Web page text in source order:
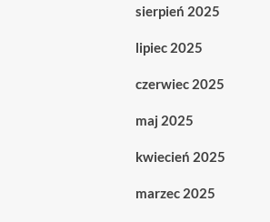
sierpień 2025
lipiec 2025
czerwiec 2025
maj 2025
kwiecień 2025
marzec 2025